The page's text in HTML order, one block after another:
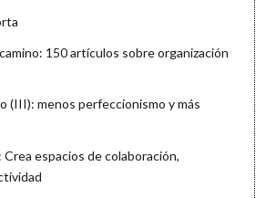
150 artículos sobre organización
(III): menos perfeccionismo y más
espacios de colaboración,